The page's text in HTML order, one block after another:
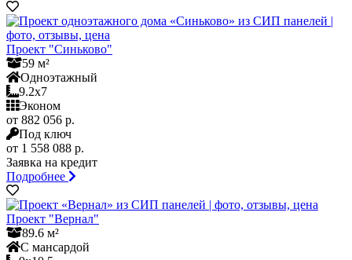
Проект "Синьково"
59 м²
Одноэтажный
9.2x7
Эконом
от 882 056 р.
Под ключ
от 1 558 088 р.
Заявка на кредит
Подробнее
Проект "Вернал"
89.6 м²
С мансардой